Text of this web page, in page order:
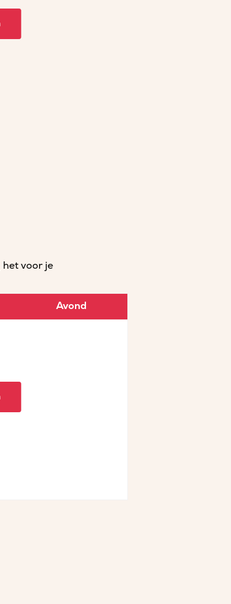
het voor je
Avond